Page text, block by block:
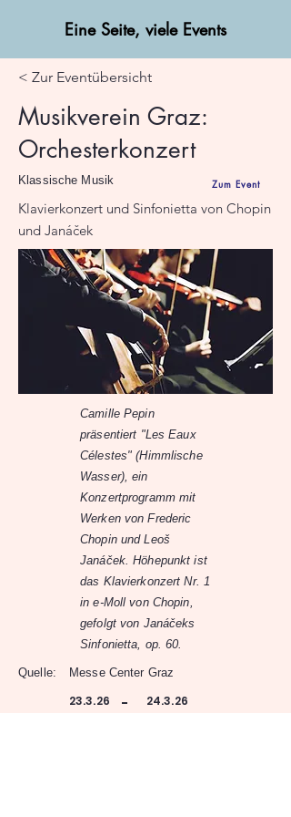
Eine Seite, viele Events
< Zur Eventübersicht
Musikverein Graz:
Orchesterkonzert
Klassische Musik Zum Event
Klavierkonzert und Sinfonietta von Chopin
und Janáček
Camille Pepin
präsentiert "Les Eaux
Célestes" (Himmlische
Wasser), ein
Konzertprogramm mit
Werken von Frederic
Chopin und Leoš
Janáček. Höhepunkt ist
das Klavierkonzert Nr. 1
in e-Moll von Chopin,
gefolgt von Janáčeks
Sinfonietta, op. 60.
Quelle: Messe Center Graz
23.3.26 - 24.3.26